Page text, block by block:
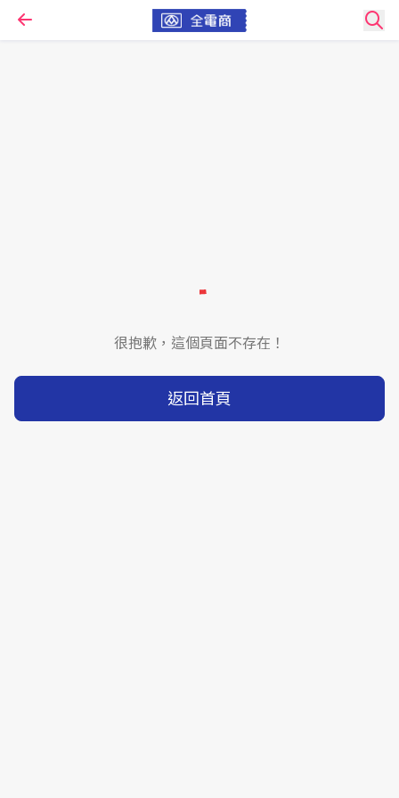
很抱歉，這個頁面不存在！
返回首頁